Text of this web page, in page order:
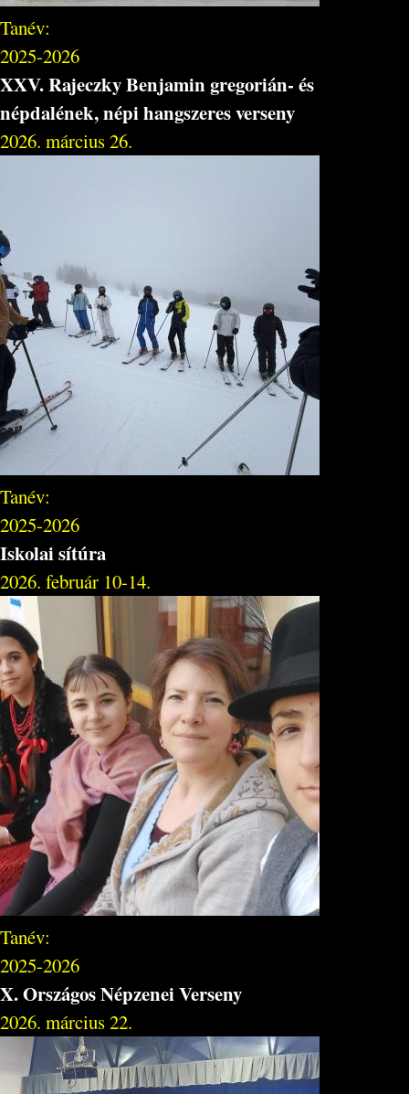
Tanév:
2025-2026
XXV. Rajeczky Benjamin gregorián- és
népdalének, népi hangszeres verseny
2026. március 26.
Tanév:
2025-2026
Iskolai sítúra
2026. február 10-14.
Tanév:
2025-2026
X. Országos Népzenei Verseny
2026. március 22.